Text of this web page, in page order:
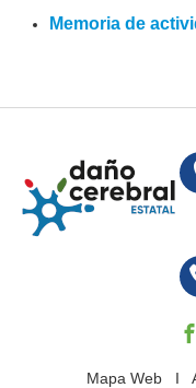
Memoria de
Mapa WebI